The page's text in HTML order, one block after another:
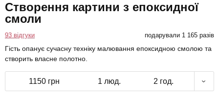
Створення картини з епоксидної
смоли
93 відгуки подарували 1 165 разів
Гість опанує сучасну техніку малювання епоксидною смолою та
створить власне полотно.
1150 грн 1 люд. 2 год.